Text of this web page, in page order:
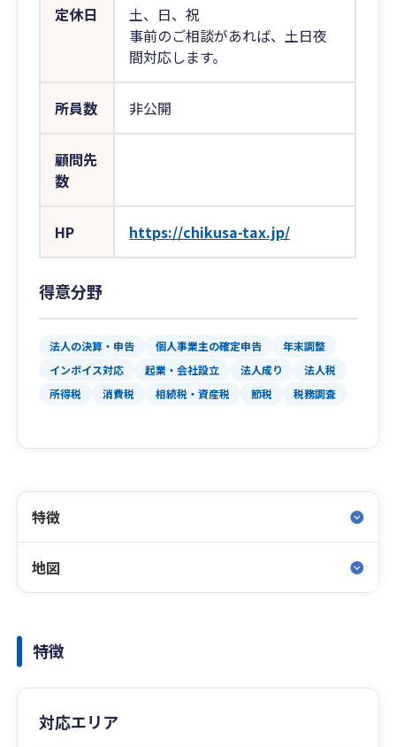
定休日
土、日、祝
事前のご相談があれば、土日夜
間対応します。
所員数 非公開
顧問先
数
HP https://chikusa-tax.jp/
得意分野
法人の決算・申告 個人事業主の確定申告
年末調整
インボイス対応
起業・会社設立 法人成り
法人税
所得税
消費税 相続税・資産税 節税 税務調査
特徴
地図
特徴
対応エリア